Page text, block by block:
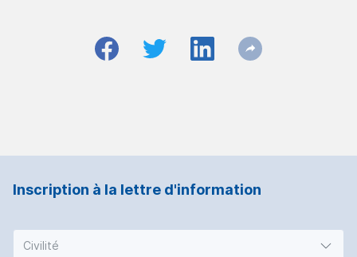
Inscription à la lettre d'information
Civilité